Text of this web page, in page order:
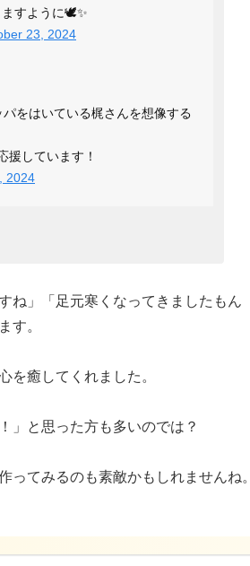
すように🕊✨
23, 2024
をはいている梶さんを想像する
援しています！
2024
ね」「足元寒くなってきましたもん
す。
を癒してくれました。
」と思った方も多いのでは？
ってみるのも素敵かもしれませんね。